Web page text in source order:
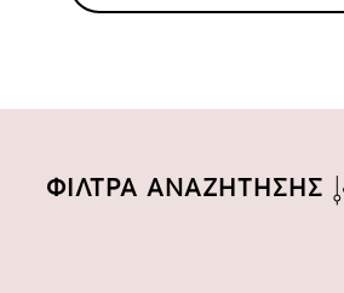
ΦΙΛΤΡΑ ΑΝΑΖΗΤΗΣΗΣ